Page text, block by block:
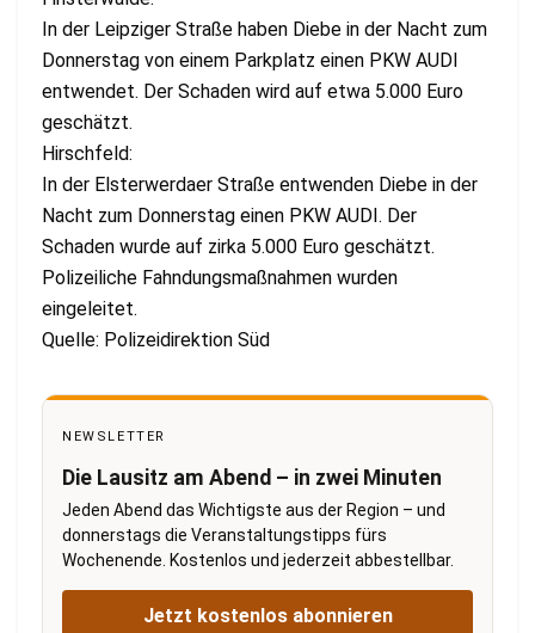
In der Leipziger Straße haben Diebe in der Nacht zum
Donnerstag von einem Parkplatz einen PKW AUDI
entwendet. Der Schaden wird auf etwa 5.000 Euro
geschätzt.
Hirschfeld:
In der Elsterwerdaer Straße entwenden Diebe in der
Nacht zum Donnerstag einen PKW AUDI. Der
Schaden wurde auf zirka 5.000 Euro geschätzt.
Polizeiliche Fahndungsmaßnahmen wurden
eingeleitet.
Quelle: Polizeidirektion Süd
NEWSLETTER
Die Lausitz am Abend – in zwei Minuten
Jeden Abend das Wichtigste aus der Region – und
donnerstags die Veranstaltungstipps fürs
Wochenende. Kostenlos und jederzeit abbestellbar.
Jetzt kostenlos abonnieren